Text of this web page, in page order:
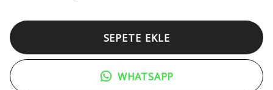
SEPETE EKLE
WHATSAPP